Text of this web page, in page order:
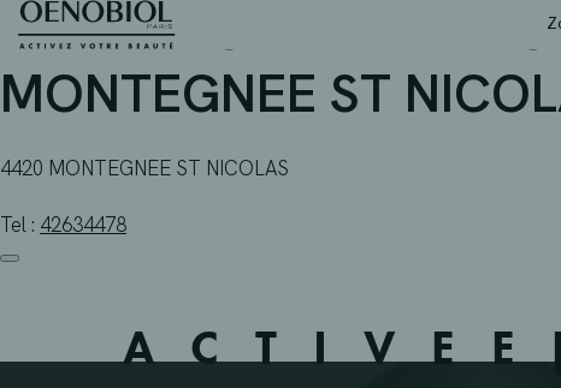
SkipPHARMACIE HENRY
MONTEGNEE ST
4420 MONTEGNEE ST NICOLAS
Tel : 42634478